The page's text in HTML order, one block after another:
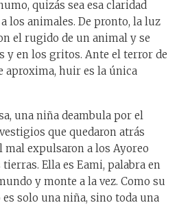
quizás sea esa claridad
los animales. De pronto, la luz
el rugido de un animal y se
y en los gritos. Ante el terror de
aproxima, huir es la única
una niña deambula por el
que quedaron atrás
mal expulsaron a los Ayoreo
Ella es Eami, palabra en
y monte a la vez. Como su
solo una niña, sino toda una